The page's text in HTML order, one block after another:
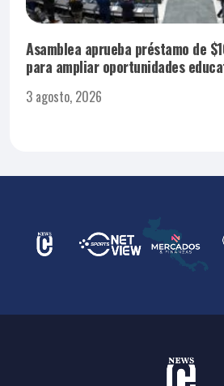
Asamblea aprueba préstamo de
para ampliar oportunidades
3 agosto, 2026